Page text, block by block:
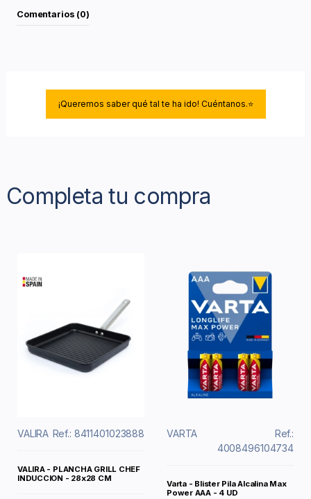
Comentarios (0)
¡Queremos saber qué tal te ha ido! Cuéntanos.⭐
Completa tu compra
VALIRA Ref.: 8411401023888
VALIRA - PLANCHA GRILL CHEF
INDUCCION - 28x28 CM
VARTA
Ref.:
4008496104734
Varta - Blister Pila Alcalina Max
Power AAA - 4 UD